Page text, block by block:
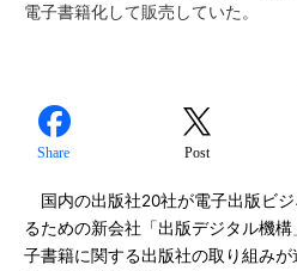
電子書籍化して販売していた。
Share Post
国内の出版社20社が電子出版ビ
るための新会社「出版デジタル機
子書籍に関する出版社の取り組み